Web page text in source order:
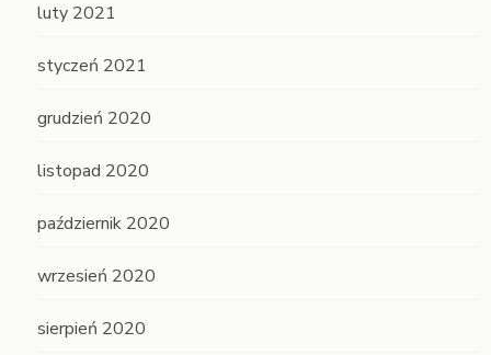
luty 2021
styczeń 2021
grudzień 2020
listopad 2020
październik 2020
wrzesień 2020
sierpień 2020